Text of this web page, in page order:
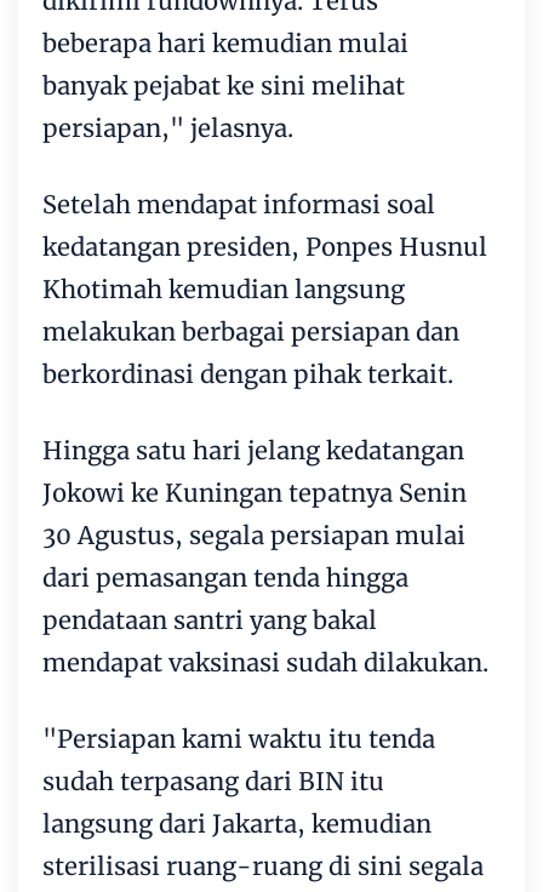
beberapa hari kemudian mulai
banyak pejabat ke sini melihat
persiapan," jelasnya.
Setelah mendapat informasi soal
kedatangan presiden, Ponpes Husnul
Khotimah kemudian langsung
melakukan berbagai persiapan dan
berkordinasi dengan pihak terkait.
Hingga satu hari jelang kedatangan
Jokowi ke Kuningan tepatnya Senin
30 Agustus, segala persiapan mulai
dari pemasangan tenda hingga
pendataan santri yang bakal
mendapat vaksinasi sudah dilakukan.
"Persiapan kami waktu itu tenda
sudah terpasang dari BIN itu
langsung dari Jakarta, kemudian
sterilisasi ruang-ruang di sini segala